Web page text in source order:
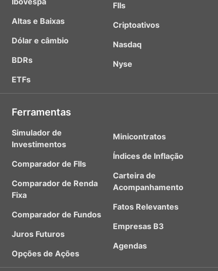
Altas e Baixas
Dólar e câmbio
BDRs
ETFs
FIIs
Criptoativos
Nasdaq
Nyse
Ferramentas
Simulador de
Investimentos
Comparador de FIIs
Comparador de Renda
Fixa
Comparador de Fundos
Juros Futuros
Opções de Ações
Minicontratos
Índices de Inflação
Carteira de
Acompanhamento
Fatos Relevantes
Empresas B3
Agendas